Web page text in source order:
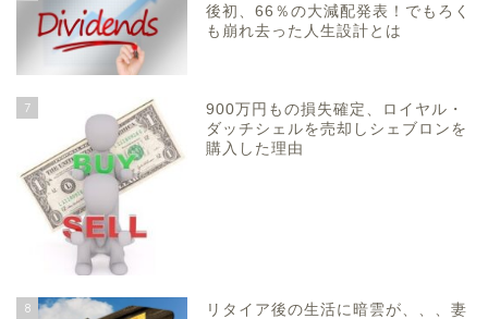
後初、66％の大減配発表！でもろく
も崩れ去った人生設計とは
7
900万円もの損失確定、ロイヤル・
ダッチシェルを売却しシェブロンを
購入した理由
8
リタイア後の生活に暗雲が、、、妻